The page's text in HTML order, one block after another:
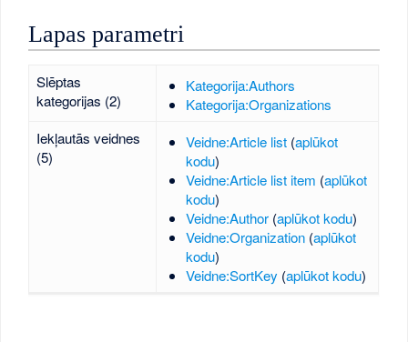
Lapas parametri
Slēptas
kategorijas (2)
Kategorija:Authors
Kategorija:Organizations
Iekļautās veidnes
(5)
Veidne:Article list (aplūkot
kodu)
Veidne:Article list item (aplūkot
kodu)
Veidne:Author (aplūkot kodu)
Veidne:Organization (aplūkot
kodu)
Veidne:SortKey (aplūkot kodu)